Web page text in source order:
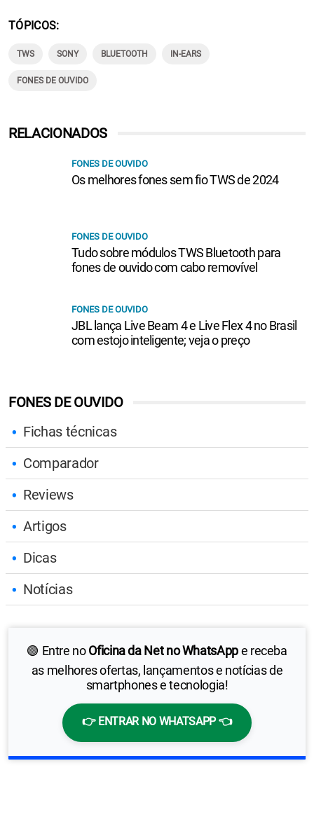
TÓPICOS
TWS SONY BLUETOOTH IN-EARS
FONES DE OUVIDO
FONES DE OUVIDO
Fichas técnicas
Comparador
Reviews
Artigos
Dicas
Notícias
🟢 Entre noOficina da Net no WhatsAppe receba
as melhores ofertas, lançamentos e notícias de
smartphones e tecnologia!
👉 ENTRAR NO WHATSAPP 👈
RELACIONADOS
FONES DE OUVIDO
Os melhores fones sem fio TWS de 2024
FONES DE OUVIDO
Tudo sobre módulos TWS Bluetooth para
fones de ouvido com cabo removível
FONES DE OUVIDO
JBL lança Live Beam 4 e Live Flex 4 no Brasil
com estojo inteligente; veja o preço